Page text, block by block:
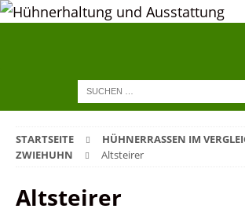
STARTSEITE
HÜHNERRASSEN IM
ZWIEHUHN
Altsteirer
Altsteirer